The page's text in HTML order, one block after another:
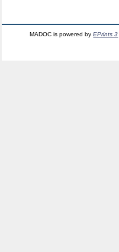
MADOC is powered byEPrints 3